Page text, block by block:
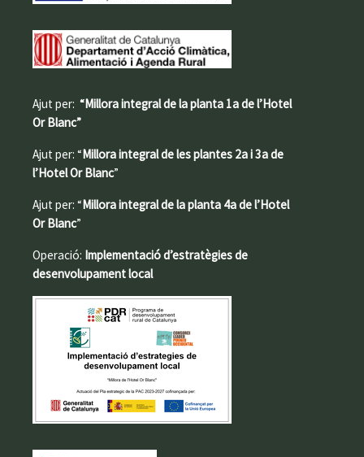
Ajut per: “Millora integral de la planta 1a de l’Hotel
Or Blanc”
Ajut per: “Millora integral de les plantes 2a i 3a de
l’Hotel Or Blanc”
Ajut per: “Millora integral de la planta 4a de l’Hotel
Or Blanc”
Operació: Implementació d’estratègies de
desenvolupament local